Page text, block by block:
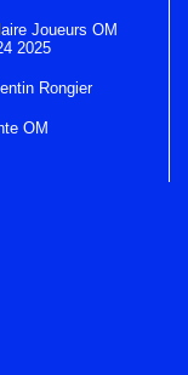
Joueurs OM
2025
Rongier
OM